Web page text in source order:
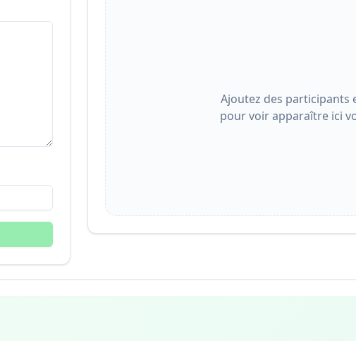
Ajoutez des participants
pour voir apparaître ici